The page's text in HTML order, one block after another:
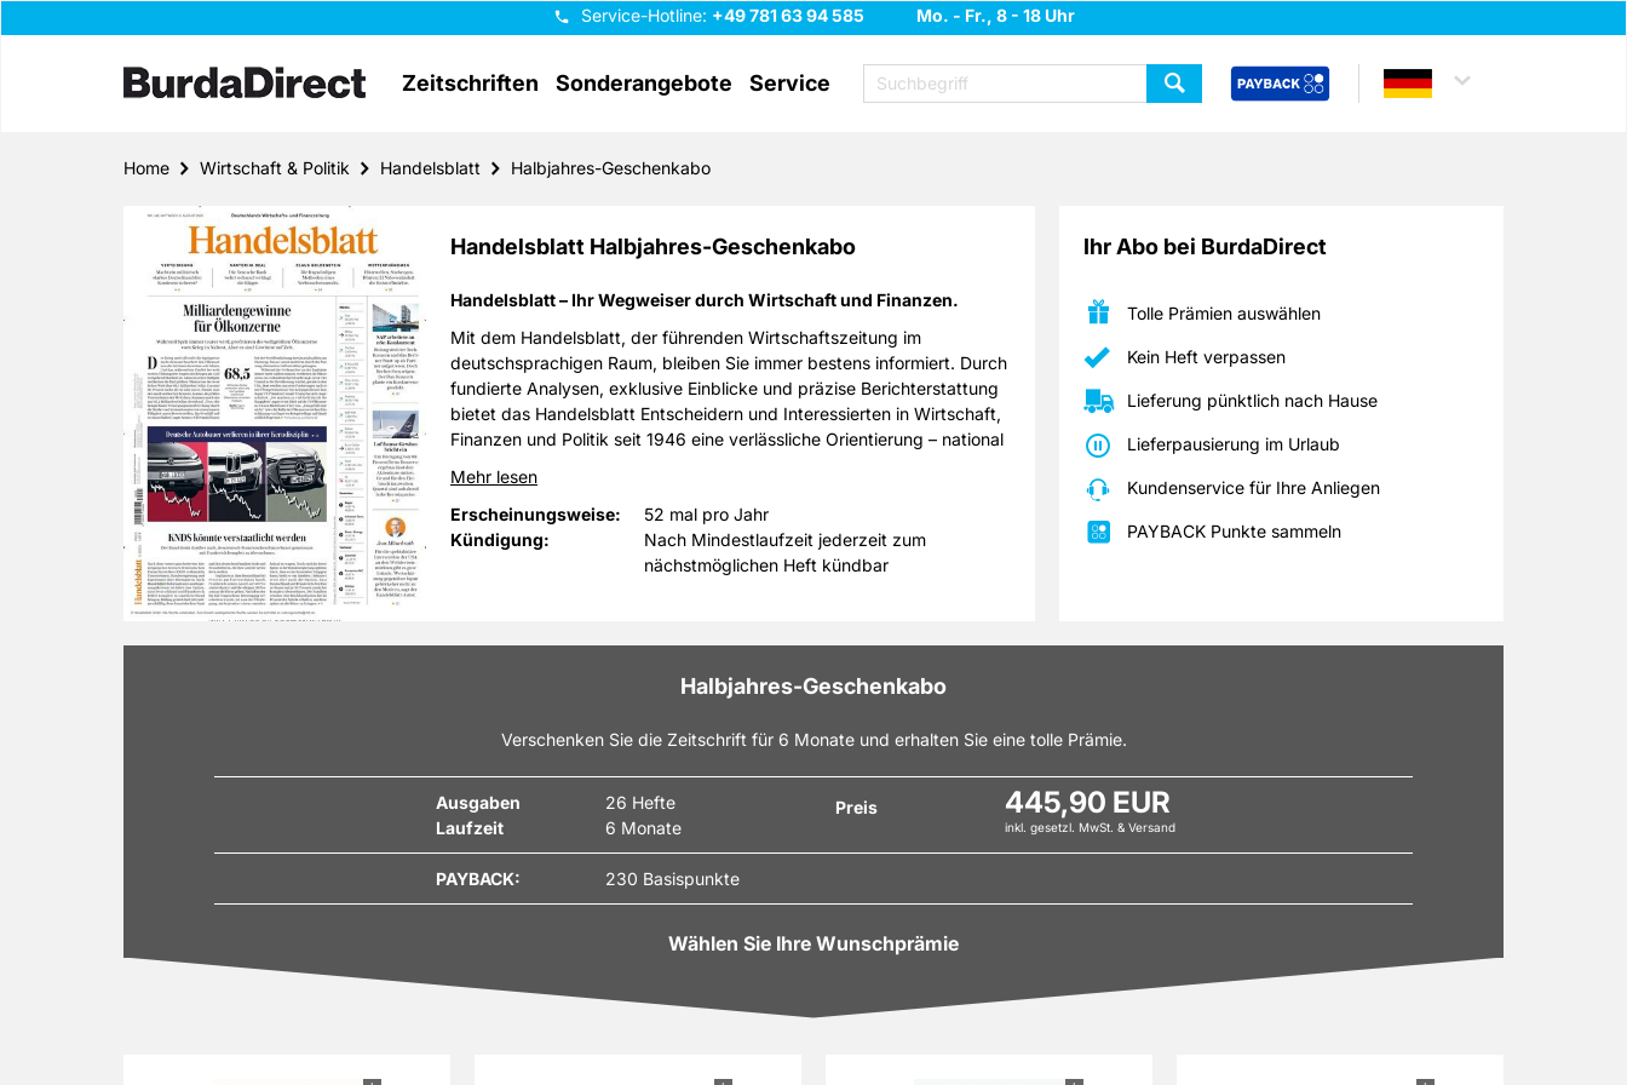
Service-Hotline: +49 781 63 94 585 Mo. - Fr., 8 - 18 Uhr
Zeitschriften Sonderangebote Service
Home Wirtschaft & Politik Handelsblatt Halbjahres-Geschenkabo
Handelsblatt Halbjahres-Geschenkabo
Handelsblatt – Ihr Wegweiser durch Wirtschaft und Finanzen.
Mit dem Handelsblatt, der führenden Wirtschaftszeitung im
deutschsprachigen Raum, bleiben Sie immer bestens informiert. Durch
fundierte Analysen, exklusive Einblicke und präzise Berichterstattung
bietet das Handelsblatt Entscheidern und Interessierten in Wirtschaft,
Finanzen und Politik seit 1946 eine verlässliche Orientierung – national
Mehr lesen
Erscheinungsweise:
52 mal pro Jahr
Kündigung:
Nach Mindestlaufzeit jederzeit zum
nächstmöglichen Heft kündbar
Ihr Abo bei BurdaDirect
Tolle Prämien auswählen
Kein Heft verpassen
Lieferung pünktlich nach Hause
Lieferpausierung im Urlaub
Kundenservice für Ihre Anliegen
PAYBACK Punkte sammeln
Halbjahres-Geschenkabo
Verschenken Sie die Zeitschrift für 6 Monate und erhalten Sie eine tolle Prämie.
Ausgaben
26 Hefte
Laufzeit
6 Monate
Preis 445,90 EUR
inkl. gesetzl. MwSt. & Versand
PAYBACK: 230 Basispunkte
Wählen Sie Ihre Wunschprämie